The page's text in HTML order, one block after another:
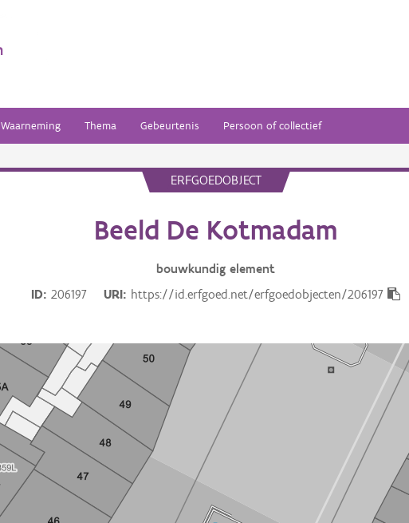
Waarneming Thema Gebeurtenis Persoon of collectief
ERFGOEDOBJECT
Beeld De Kotmadam
bouwkundig element
ID
206197 URI https://id.erfgoed.net/erfgoedobjecten/206197